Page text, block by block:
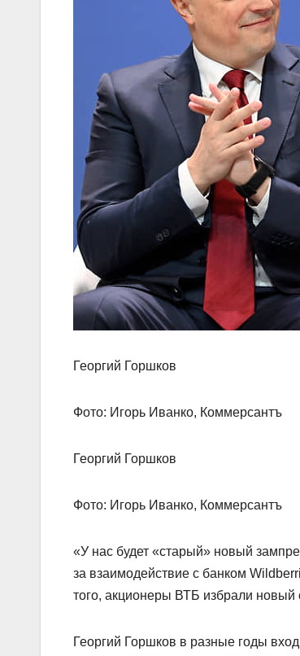
Георгий Горшков
Фото: Игорь Иванко, Коммерсантъ
Георгий Горшков
Фото: Игорь Иванко, Коммерсантъ
«У нас будет «старый» новый
за взаимодействие с банком
того, акционеры ВТБ избрали новый
Георгий Горшков в разные годы